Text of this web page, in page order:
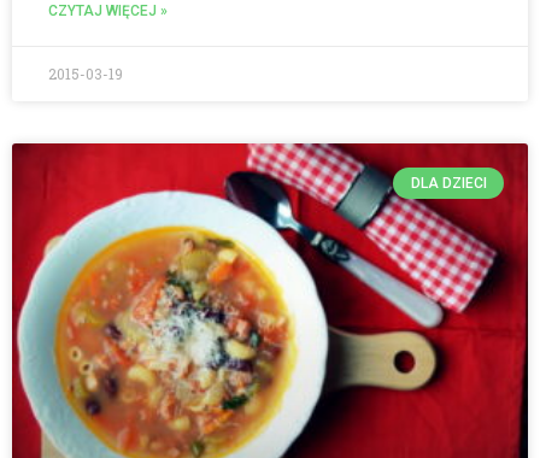
CZYTAJ WIĘCEJ »
2015-03-19
DLA DZIECI